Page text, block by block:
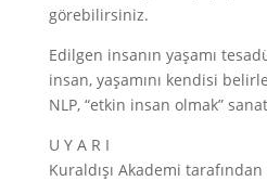
görebilirsiniz.
Edilgen insanın yaşamı
insan, yaşamını kendisi
NLP, “etkin insan olmak”
U Y A R I
Kuraldışı Akademi